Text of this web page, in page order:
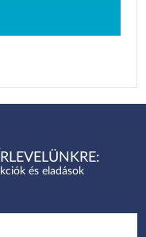
és eladások